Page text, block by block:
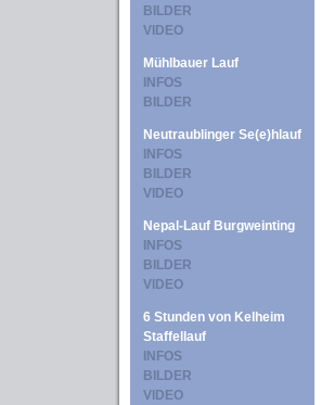
BILDER
VIDEO
Mühlbauer Lauf
INFOS
BILDER
Neutraublinger Se(e)hlauf
INFOS
BILDER
VIDEO
Nepal-Lauf Burgweinting
INFOS
BILDER
VIDEO
6 Stunden von Kelheim
Staffellauf
INFOS
BILDER
VIDEO